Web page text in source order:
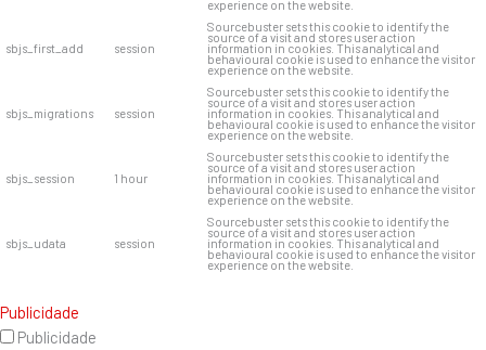
experience on the website.
sbjs_first_add session
Sourcebuster sets this cookie to identify the
source of a visit and stores user action
information in cookies. This analytical and
behavioural cookie is used to enhance the visitor
experience on the website.
sbjs_migrations session
Sourcebuster sets this cookie to identify the
source of a visit and stores user action
information in cookies. This analytical and
behavioural cookie is used to enhance the visitor
experience on the website.
sbjs_session 1 hour
Sourcebuster sets this cookie to identify the
source of a visit and stores user action
information in cookies. This analytical and
behavioural cookie is used to enhance the visitor
experience on the website.
sbjs_udata session
Sourcebuster sets this cookie to identify the
source of a visit and stores user action
information in cookies. This analytical and
behavioural cookie is used to enhance the visitor
experience on the website.
Publicidade
Publicidade